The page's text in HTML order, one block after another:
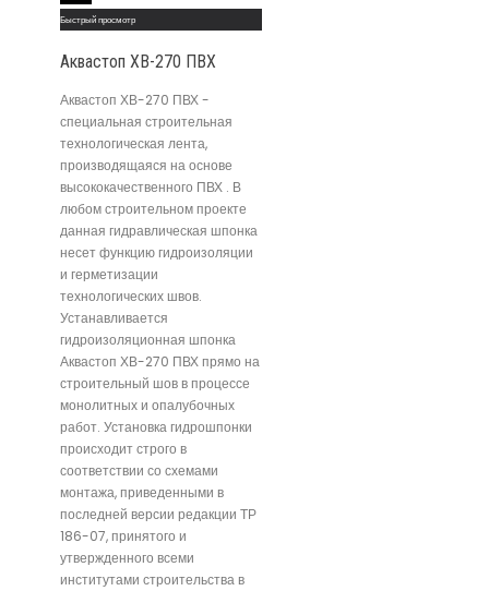
Быстрый просмотр
Аквастоп ХВ-270 ПВХ
Аквастоп ХВ-270 ПВХ -
специальная строительная
технологическая лента,
производящаяся на основе
высококачественного ПВХ . В
любом строительном проекте
данная гидравлическая шпонка
несет функцию гидроизоляции
и герметизации
технологических швов.
Устанавливается
гидроизоляционная шпонка
Аквастоп ХВ-270 ПВХ прямо на
строительный шов в процессе
монолитных и опалубочных
работ. Установка гидрошпонки
происходит строго в
соответствии со схемами
монтажа, приведенными в
последней версии редакции ТР
186-07, принятого и
утвержденного всеми
институтами строительства в